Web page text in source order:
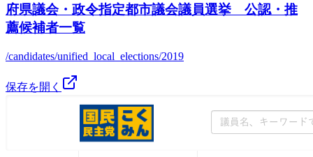
府県議会・政令指定都市議会議員選挙 公認・推
薦候補者一覧
/candidates/unified_local_elections/2019
保存を開く